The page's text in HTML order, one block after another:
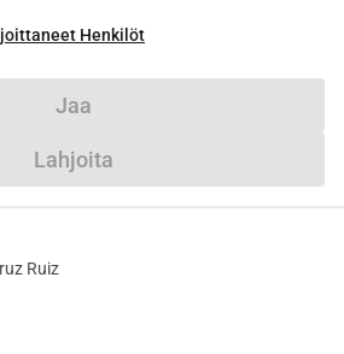
Henkilöt
Jaa
Lahjoita
Ruiz